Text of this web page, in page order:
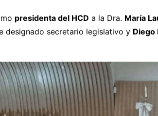
presidenta del HCD a la Dra. María
designado secretario legislativo y Diego